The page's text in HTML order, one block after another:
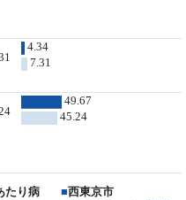
4.34
7.31
49.67
45.24
たり病
■西東京市